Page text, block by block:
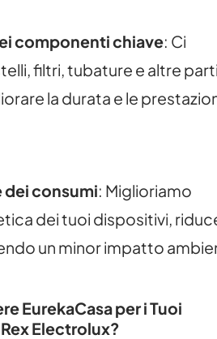
componenti chiave: Ci
filtri, tubature e altre parti
la durata e le
dei consumi: Miglioriamo
dei tuoi dispositivi,
un minor impatto
EurekaCasa per i Tuoi
Electrolux?